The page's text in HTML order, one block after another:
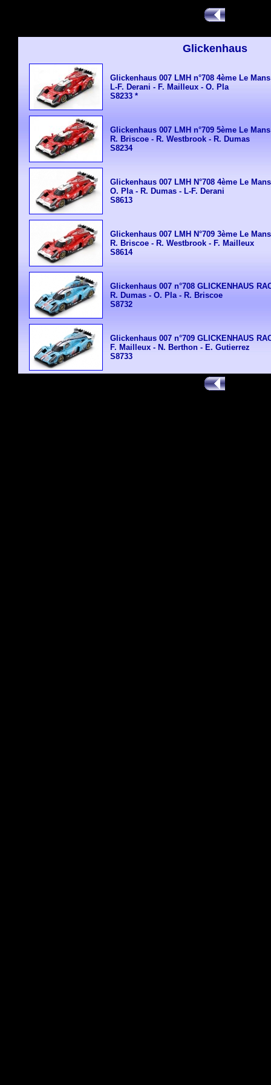
Glickenhaus
Glickenhaus 007 LMH n°708 4ème Le
L-F. Derani - F. Mailleux - O. Pla
S8233 *
Glickenhaus 007 LMH n°709 5ème Le
R. Briscoe - R. Westbrook - R. Dumas
S8234
Glickenhaus 007 LMH N°708 4ème Le
O. Pla - R. Dumas - L-F. Derani
S8613
Glickenhaus 007 LMH N°709 3ème Le
R. Briscoe - R. Westbrook - F. Mailleux
S8614
Glickenhaus 007 n°708 GLICKENHAUS
R. Dumas - O. Pla - R. Briscoe
S8732
Glickenhaus 007 n°709 GLICKENHAUS
F. Mailleux - N. Berthon - E. Gutierrez
S8733